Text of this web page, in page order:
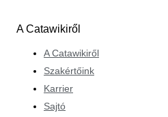
A Catawikiről
A Catawikiről
Szakértőink
Karrier
Sajtó